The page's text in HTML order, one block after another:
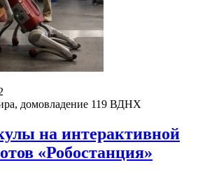
домовладение 119 ВДНХ
на интерактивной
«Робостанция»